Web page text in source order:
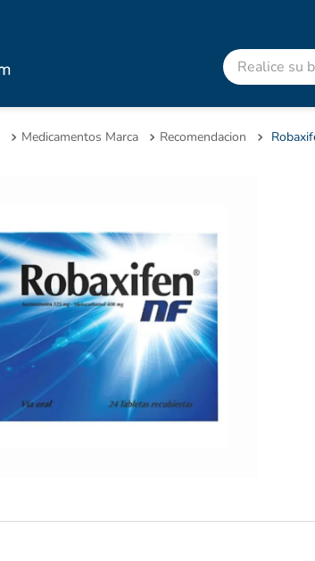
Realice su
Medicamentos Marca Recomendacion
advitabs
6 .
shampoo
7.
dolex
8.
ibuprofeno
10.